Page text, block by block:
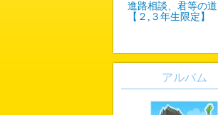
進路相談、君等の道
【２,３年生限定】
アルバム